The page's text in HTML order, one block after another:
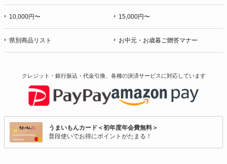
10,000円〜 15,000円〜
県別商品リスト お中元・お歳暮ご贈答マナー
クレジット・銀行振込・代金引換、各種の決済サービスに対応しています
うまいもんカード＜初年度年会費無料＞
普段使いでお得にポイントがたまる！